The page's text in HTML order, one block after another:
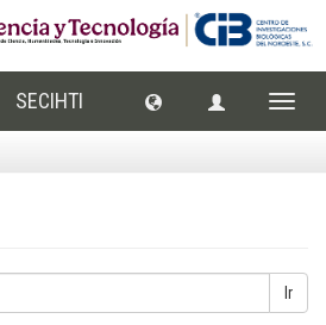
SECIHTI
Ir